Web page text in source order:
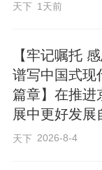
可在此直
雄安值机大
行”。依托建
出发，30分
达北京丽泽
天下 1天前
【牢记嘱托
谱写中国式现
篇章】在推进
展中更好发展
天下 2026-8-4